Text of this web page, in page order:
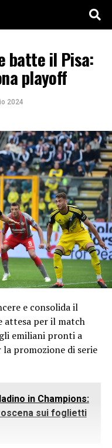
batte il Pisa:
playoff
2024
e consolida il
attesa per il match
emiliani pronti a
promozione di serie
in Champions:
sui foglietti